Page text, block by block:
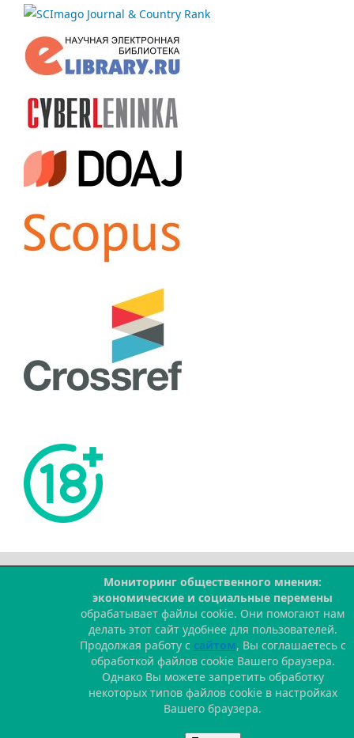
Мониторинг общественного мнения:
экономические и социальные перемены
обрабатывает файлы cookie. Они помогают нам
делать этот сайт удобнее для пользователей.
Продолжая работу с сайтом, Вы соглашаетесь с
обработкой файлов cookie Вашего браузера.
Однако Вы можете запретить обработку
некоторых типов файлов cookie в настройках
Вашего браузера.